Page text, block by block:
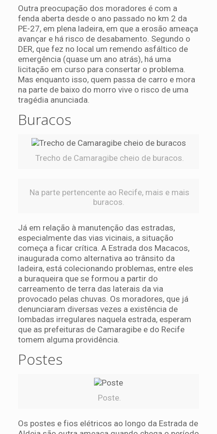
Outra preocupação dos moradores é com a
fenda aberta desde o ano passado no km 2 da
PE-27, em plena ladeira, em que a erosão ameaça
avançar e há risco de desabamento. Segundo o
DER, que fez no local um remendo asfáltico de
emergência (quase um ano atrás), há uma
licitação em curso para consertar o problema.
Mas enquanto isso, quem passa de carro e mora
na parte de baixo do morro vive o risco de uma
tragédia anunciada.
Buracos
Trecho de Camaragibe cheio de buracos.
Na parte pertencente ao Recife, mais e mais
buracos.
Já em relação à manutenção das estradas,
especialmente das vias vicinais, a situação
começa a ficar crítica. A Estrada dos Macacos,
inaugurada como alternativa ao trânsito da
ladeira, está colecionando problemas, entre eles
a buraqueira que se formou a partir do
carreamento de terra das laterais da via
provocado pelas chuvas. Os moradores, que já
denunciaram diversas vezes a existência de
lombadas irregulares naquela estrada, esperam
que as prefeituras de Camaragibe e do Recife
tomem alguma providência.
Postes
Poste.
Os postes e fios elétricos ao longo da Estrada de